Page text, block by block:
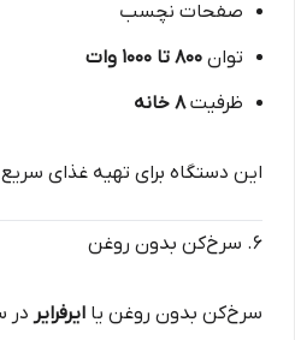
صفحات نچسب
توان ۸۰۰ تا ۱۰۰۰ وات
ظرفیت۸ خانه
این دستگاه برای تهیه غذای
۶. سرخ‌کن بدون روغن
سرخ‌کن بدون روغن یا ایرفرایر در